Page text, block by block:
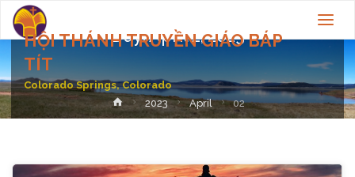
HỘI THÁNH TRUYỀN GIÁO BÁP
TÍT
Colorado Springs, Colorado
Day:April 2, 2023
Home2023 April 02